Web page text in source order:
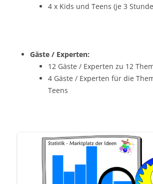
4 x Kids und Teens (je 3
Gäste / Experten:
12 Gäste / Experten zu 12
4 Gäste / Experten für die
Teens